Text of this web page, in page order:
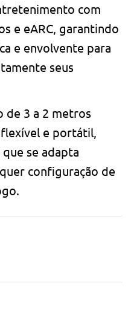
com
e eARC, garantindo
e envolvente para
seus
de 3 a 2 metros
e portátil,
se adapta
configuração de